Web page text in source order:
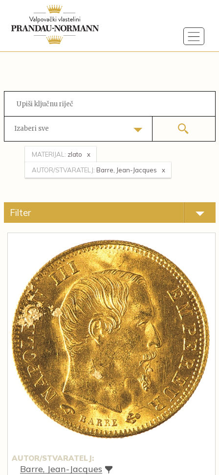
Izaberi sve
MATERIJAL: zlato
AUTOR/STVARATELJ: Barre, Jean-Jacques
Filter
AUTOR/STVARATELJ:
Barre, Jean-Jacques